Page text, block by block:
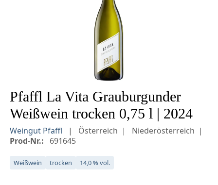
Pfaffl La Vita Grauburgunder
Weißwein trocken 0,75 l | 2024
Weingut Pfaffl Österreich
Niederösterreich
Prod-Nr.:
691645
Weißwein trocken 14,0 % vol.